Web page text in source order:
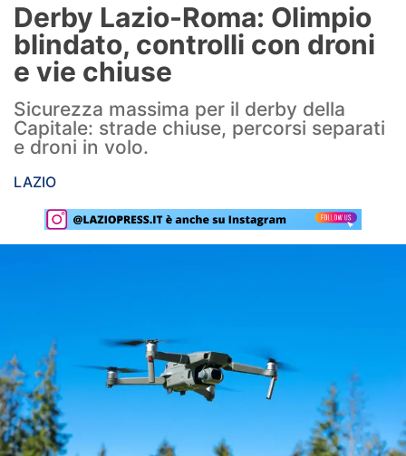
Formello
Infortuni
Primavera
Calciomercato
Lazio Women
Rassegna Lazio
Serie A
Champions League
Europa League
Derby Lazio-Roma: Olimpio
blindato, controlli con droni
e vie chiuse
Sicurezza massima per il derby della
Capitale: strade chiuse, percorsi separati
e droni in volo.
LAZIO